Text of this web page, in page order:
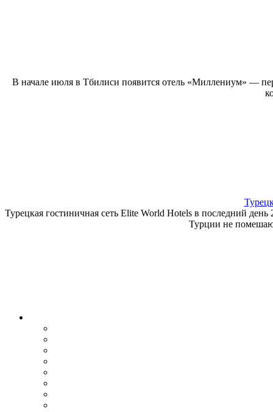
В начале июля в Тбилиси появится отель «Миллениум» —
Турецкая гостиничная сеть Elite World Hotels в последний
Турции не